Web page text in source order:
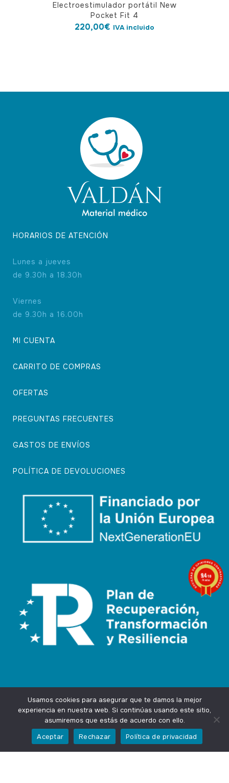
Electroestimulador portátil New
Pocket Fit 4
220,00€ IVA incluido
HORARIOS DE ATENCIÓN
Lunes a jueves
de 9.30h a 18.30h
Viernes
de 9.30h a 16.00h
MI CUENTA
CARRITO DE COMPRAS
OFERTAS
PREGUNTAS FRECUENTES
GASTOS DE ENVÍOS
POLÍTICA DE DEVOLUCIONES
Design byAgencia Marketing OnlineIngenium.Marketing
Privacidad
Usamos cookies para asegurar que te damos la mejor
experiencia en nuestra web. Si continúas usando este sitio,
asumiremos que estás de acuerdo con ello.
Aceptar
Rechazar Política de privacidad
9.4/10
74 notas